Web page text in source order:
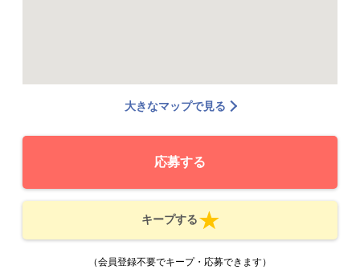
大きなマップで見る
応募する
キープする
（会員登録不要でキープ・応募できます）